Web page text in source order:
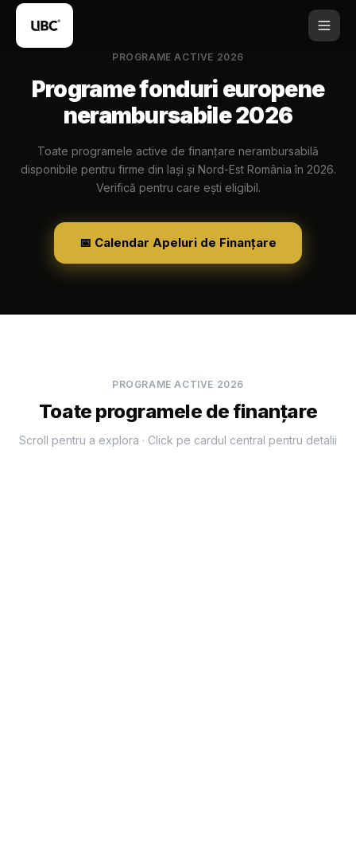
PROGRAME ACTIVE 2026
Programe fonduri europene
nerambursabile 2026
Toate programele active de finanțare nerambursabilă
disponibile pentru firme din Iași și Nord-Est România în 2026.
Verifică pentru care ești eligibil.
📅 Calendar Apeluri de Finanțare
PROGRAME ACTIVE 2026
Toate programele de finanțare
Scroll pentru a explora · Click pe cardul central pentru detalii